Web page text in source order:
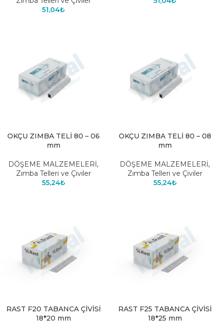
51,04₺
OKÇU ZIMBA TELİ 80 – 06
mm
DÖŞEME MALZEMELERİ,
Zımba Telleri ve Çiviler
55,24₺
OKÇU ZIMBA TELİ 80 – 08
mm
DÖŞEME MALZEMELERİ,
Zımba Telleri ve Çiviler
55,24₺
RAST F20 TABANCA ÇİVİSİ
18*20 mm
RAST F25 TABANCA ÇİVİSİ
18*25 mm